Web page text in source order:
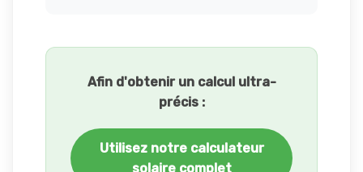
Afin d'obtenir un calcul ultra-
précis :
Utilisez notre calculateur
solaire complet